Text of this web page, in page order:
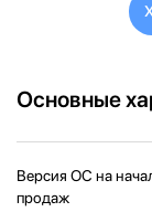
Основные
Версия ОС на
продаж